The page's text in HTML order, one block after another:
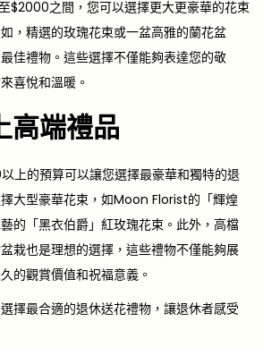
$2000之間，您可以選擇更大更豪華的花束
，精選的玫瑰花束或一盆高雅的蘭花盆
佳禮物。這些選擇不僅能夠表達您的敬
喜悅和溫暖。
端禮品
上的預算可以讓您選擇最豪華和獨特的退
大型豪華花束，如Moon Florist的「輝煌
的「黑衣伯爵」紅玫瑰花束。此外，高檔
栽也是理想的選擇，這些禮物不僅能夠展
的觀賞價值和祝福意義。
擇最合適的退休送花禮物，讓退休者感受